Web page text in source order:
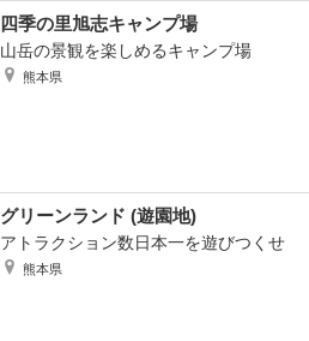
四季の里旭志キャンプ場
山岳の景観を楽しめるキャンプ場
熊本県
グリーンランド (遊園地)
アトラクション数日本一を遊びつくせ
熊本県